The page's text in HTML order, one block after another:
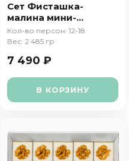
Сет Фисташка-
малина мини-
торт
Кол-во персон: 12-18
Вес: 2 485 гр
7 490 ₽
В КОРЗИНУ